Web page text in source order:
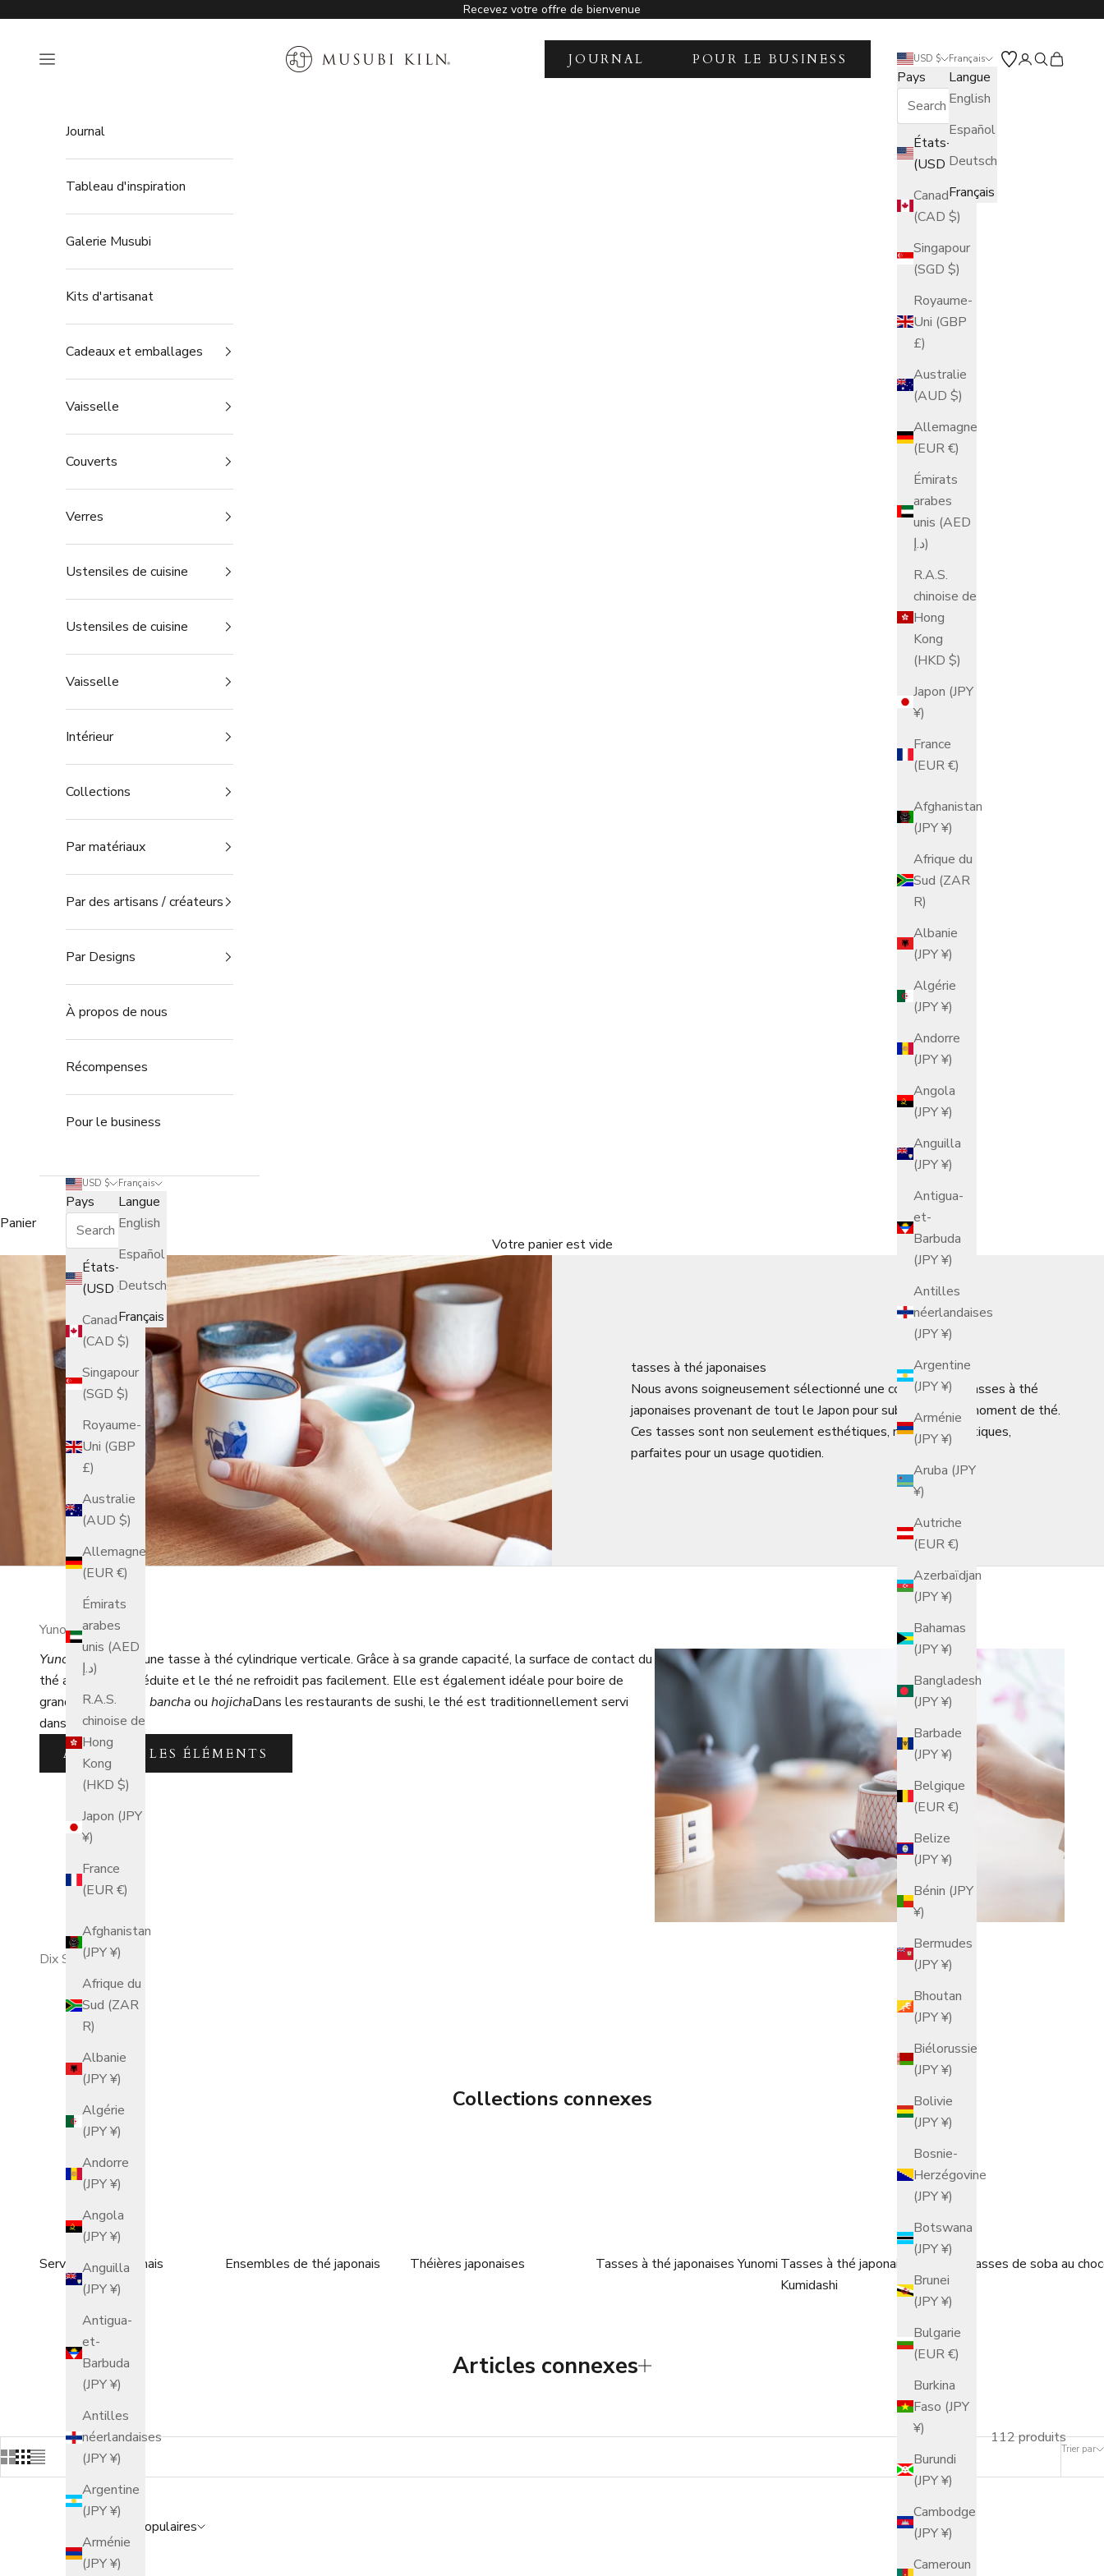
Recevez votre offre de bienvenue
MUSUBI KILN
Ouvrir la navigation USD $
Pays
États-Unis
(USD $)
Canada
(CAD $)
Singapour
(SGD $)
Royaume-
Uni (GBP
£)
Australie
(AUD $)
Allemagne
(EUR €)
Émirats
arabes
unis (AED
د.إ)
R.A.S.
chinoise de
Hong
Kong
(HKD $)
Japon (JPY
¥)
France
(EUR €)
Afghanistan
(JPY ¥)
Afrique du
Sud (ZAR
R)
Albanie
(JPY ¥)
Algérie
(JPY ¥)
Andorre
(JPY ¥)
Angola
(JPY ¥)
Anguilla
(JPY ¥)
Antigua-
et-
Barbuda
(JPY ¥)
Antilles
néerlandaises
(JPY ¥)
Argentine
(JPY ¥)
Arménie
(JPY ¥)
Aruba (JPY
¥)
Autriche
(EUR €)
Azerbaïdjan
(JPY ¥)
Bahamas
(JPY ¥)
Bangladesh
(JPY ¥)
Barbade
(JPY ¥)
Belgique
(EUR €)
Belize
(JPY ¥)
Bénin (JPY
¥)
Bermudes
(JPY ¥)
Bhoutan
(JPY ¥)
Biélorussie
(JPY ¥)
Bolivie
(JPY ¥)
Bosnie-
Herzégovine
(JPY ¥)
Botswana
(JPY ¥)
Brunei
(JPY ¥)
Bulgarie
(EUR €)
Burkina
Faso (JPY
¥)
Burundi
(JPY ¥)
Cambodge
(JPY ¥)
Cameroun
Français
Langue
English
Español
Deutsch
Français
Ouvrir le
Ouvrir la
Voir le
JOURNAL POUR LE BUSINESS
Journal
Tableau d'inspiration
Galerie Musubi
Kits d'artisanat
Cadeaux et emballages
Vaisselle
Couverts
Verres
Ustensiles de cuisine
Ustensiles de cuisine
Vaisselle
Intérieur
Collections
Par matériaux
Par des artisans / créateurs
Par Designs
À propos de nous
Récompenses
Pour le business
USD $
Pays
États-Unis
(USD $)
Canada
(CAD $)
Singapour
(SGD $)
Royaume-
Uni (GBP
£)
Australie
(AUD $)
Allemagne
(EUR €)
Émirats
arabes
unis (AED
د.إ)
R.A.S.
chinoise de
Hong
Kong
(HKD $)
Japon (JPY
¥)
France
(EUR €)
Afghanistan
(JPY ¥)
Afrique du
Sud (ZAR
R)
Albanie
(JPY ¥)
Algérie
(JPY ¥)
Andorre
(JPY ¥)
Angola
(JPY ¥)
Anguilla
(JPY ¥)
Antigua-
et-
Barbuda
(JPY ¥)
Antilles
néerlandaises
(JPY ¥)
Argentine
(JPY ¥)
Arménie
(JPY ¥)
Français
Langue
English
Español
Deutsch
Français
Panier
Votre panier est vide
tasses à thé japonaises
Nous avons soigneusement sélectionné une collection de tasses à thé
japonaises provenant de tout le Japon pour sublimer votre moment de thé.
Ces tasses sont non seulement esthétiques, mais aussi pratiques,
parfaites pour un usage quotidien.
Yunomi
YunomiIl s'agit d'une tasse à thé cylindrique verticale. Grâce à sa grande capacité, la surface de contact du
thé avec l'air est réduite et le thé ne refroidit pas facilement. Elle est également idéale pour boire de
grandes quantités. banchaou hojichaDans les restaurants de sushi, le thé est traditionnellement servi
dans un yunomi.
AFFICHER LES ÉLÉMENTS
DixSoba-chocolat
Collections connexes
Service à thé japonais Ensembles de thé japonais Théières japonaises Tasses à thé japonaises Yunomi Tasses à thé japonaises
Kumidashi
Tasses de soba au
Articles connexes
Trier par
112 produits
Catégories populaires